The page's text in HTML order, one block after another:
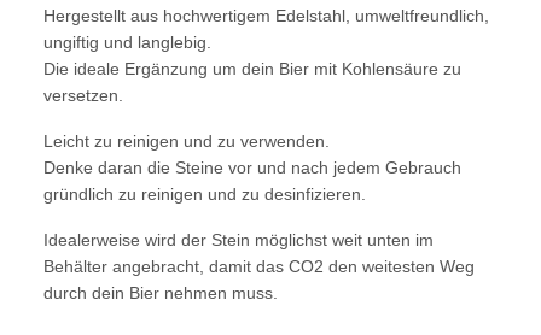
Hergestellt aus hochwertigem Edelstahl, umweltfreundlich,
ungiftig und langlebig.
Die ideale Ergänzung um dein Bier mit Kohlensäure zu
versetzen.
Leicht zu reinigen und zu verwenden.
Denke daran die Steine vor und nach jedem Gebrauch
gründlich zu reinigen und zu desinfizieren.
Idealerweise wird der Stein möglichst weit unten im
Behälter angebracht, damit das CO2 den weitesten Weg
durch dein Bier nehmen muss.